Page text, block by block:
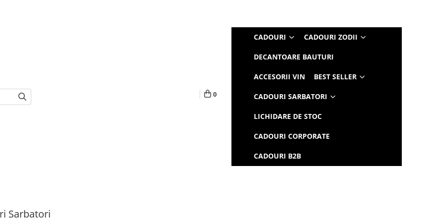
0
CADOURI CADOURI ZODII
DECANTOARE BAUTURI
ACCESORII VIN BEST SELLER
CADOURI SARBATORI
LICHIDARE DE STOC
CADOURI CORPORATE
CADOURI B2B
Sarbatori